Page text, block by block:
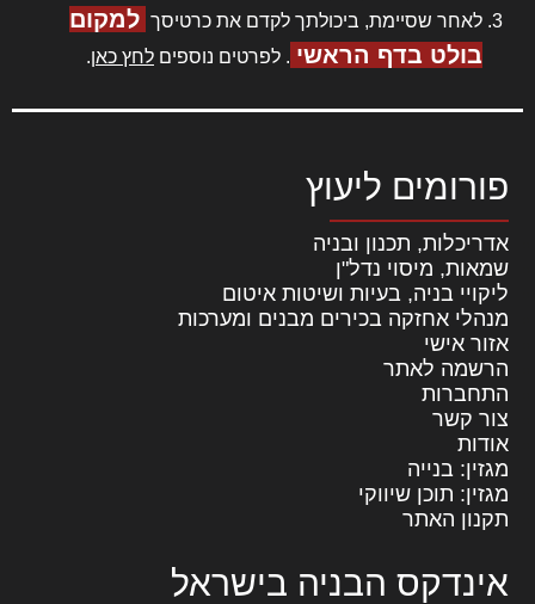
לאחר שסיימת, ביכולתך לקדם את כרטיסך למקום
בולט בדף הראשי . לפרטים נוספים לחץ כאן.
פורומים ליעוץ
אדריכלות, תכנון ובניה
שמאות, מיסוי נדל"ן
ליקויי בניה, בעיות ושיטות איטום
מנהלי אחזקה בכירים מבנים ומערכות
אזור אישי
הרשמה לאתר
התחברות
צור קשר
אודות
מגזין: בנייה
מגזין: תוכן שיווקי
תקנון האתר
אינדקס הבניה בישראל